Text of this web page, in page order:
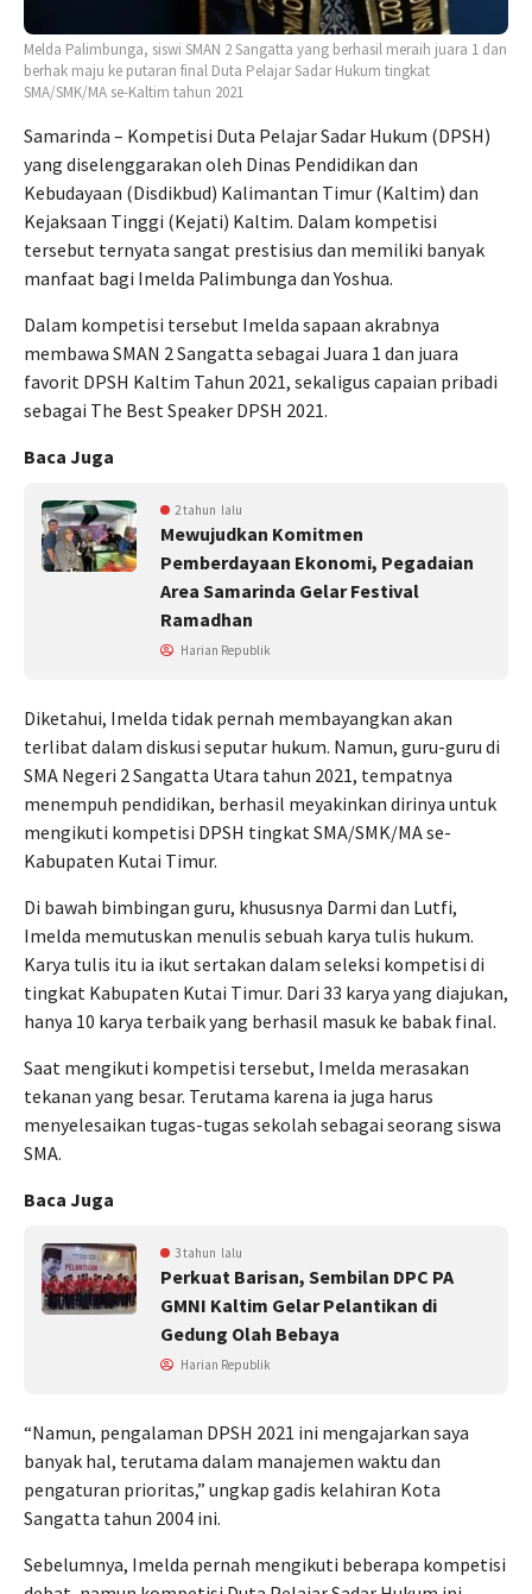
Melda Palimbunga, siswi SMAN 2 Sangatta yang berhasil meraih juara 1 dan
berhak maju ke putaran final Duta Pelajar Sadar Hukum tingkat
SMA/SMK/MA se-Kaltim tahun 2021
Samarinda – Kompetisi Duta Pelajar Sadar Hukum (DPSH)
yang diselenggarakan oleh Dinas Pendidikan dan
Kebudayaan (Disdikbud) Kalimantan Timur (Kaltim) dan
Kejaksaan Tinggi (Kejati) Kaltim. Dalam kompetisi
tersebut ternyata sangat prestisius dan memiliki banyak
manfaat bagi Imelda Palimbunga dan Yoshua.
Dalam kompetisi tersebut Imelda sapaan akrabnya
membawa SMAN 2 Sangatta sebagai Juara 1 dan juara
favorit DPSH Kaltim Tahun 2021, sekaligus capaian pribadi
sebagai The Best Speaker DPSH 2021.
Baca Juga
2 tahun lalu
Mewujudkan Komitmen
Pemberdayaan Ekonomi, Pegadaian
Area Samarinda Gelar Festival
Ramadhan
Harian Republik
Diketahui, Imelda tidak pernah membayangkan akan
terlibat dalam diskusi seputar hukum. Namun, guru-guru di
SMA Negeri 2 Sangatta Utara tahun 2021, tempatnya
menempuh pendidikan, berhasil meyakinkan dirinya untuk
mengikuti kompetisi DPSH tingkat SMA/SMK/MA se-
Kabupaten Kutai Timur.
Di bawah bimbingan guru, khususnya Darmi dan Lutfi,
Imelda memutuskan menulis sebuah karya tulis hukum.
Karya tulis itu ia ikut sertakan dalam seleksi kompetisi di
tingkat Kabupaten Kutai Timur. Dari 33 karya yang diajukan,
hanya 10 karya terbaik yang berhasil masuk ke babak final.
Saat mengikuti kompetisi tersebut, Imelda merasakan
tekanan yang besar. Terutama karena ia juga harus
menyelesaikan tugas-tugas sekolah sebagai seorang siswa
SMA.
Baca Juga
3 tahun lalu
Perkuat Barisan, Sembilan DPC PA
GMNI Kaltim Gelar Pelantikan di
Gedung Olah Bebaya
Harian Republik
“Namun, pengalaman DPSH 2021 ini mengajarkan saya
banyak hal, terutama dalam manajemen waktu dan
pengaturan prioritas,” ungkap gadis kelahiran Kota
Sangatta tahun 2004 ini.
Sebelumnya, Imelda pernah mengikuti beberapa kompetisi